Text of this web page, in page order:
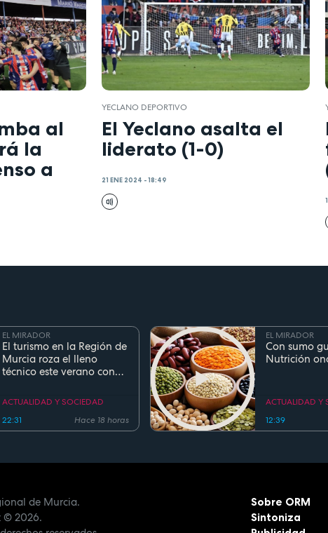
al
la
a
YECLANO DEPORTIVO
El Yeclano asalta el
liderato (1-0)
21 ENE 2024 - 18:49
EL MIRADOR
El turismo en la Región de
Murcia roza el lleno
técnico este verano con
90%
ACTUALIDAD Y SOCIEDAD
22:31
Hace 18 horas
EL MIRADOR
Con sumo
Nutrición
ACTUALIDAD Y
12:39
de Murcia.
© 2026.
Sobre ORM
Sintoniza